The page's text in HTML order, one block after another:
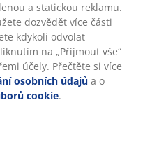
a statickou reklamu.
dozvědět více části
kdykoli odvolat
na „Přijmout vše“
účely. Přečtěte si více
osobních údajů a o
cookie.